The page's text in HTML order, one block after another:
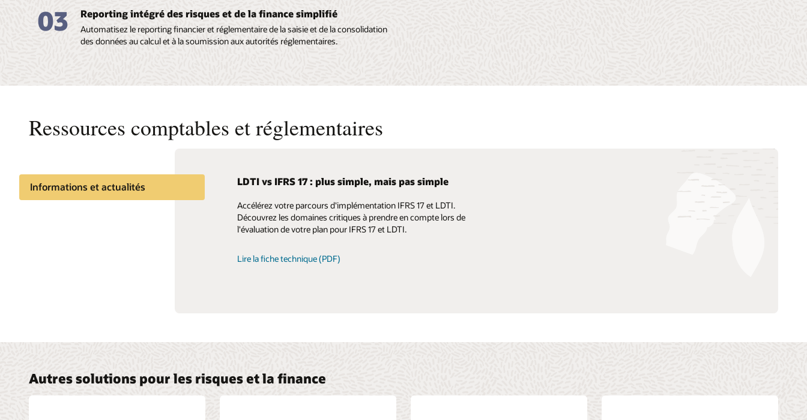
03 Reporting intégré des risques et de la finance simplifié
Automatisez le reporting financier et réglementaire de la saisie et de la consolidation
des données au calcul et à la soumission aux autorités réglementaires.
Ressources comptables et réglementaires
Informations et actualités LDTI vs IFRS 17 : plus simple, mais pas simple
Accélérez votre parcours d'implémentation IFRS 17 et LDTI.
Découvrez les domaines critiques à prendre en compte lors de
l'évaluation de votre plan pour IFRS 17 et LDTI.
Lire la fiche technique (PDF)
Adresser FRTB avec Oracle Financial Services
La solution FRTB d'Oracle Financial Services offre aux
institutions financières la visibilité et la flexibilité nécessaires
pour se conformer aux normes FRTB.
Lire la présentation commerciale (PDF)
Étude de cas : La Banque d'Asie du Sud-
Est se conforme à l'ICAAP et renforce sa
Autres solutions pour les risques et la finance